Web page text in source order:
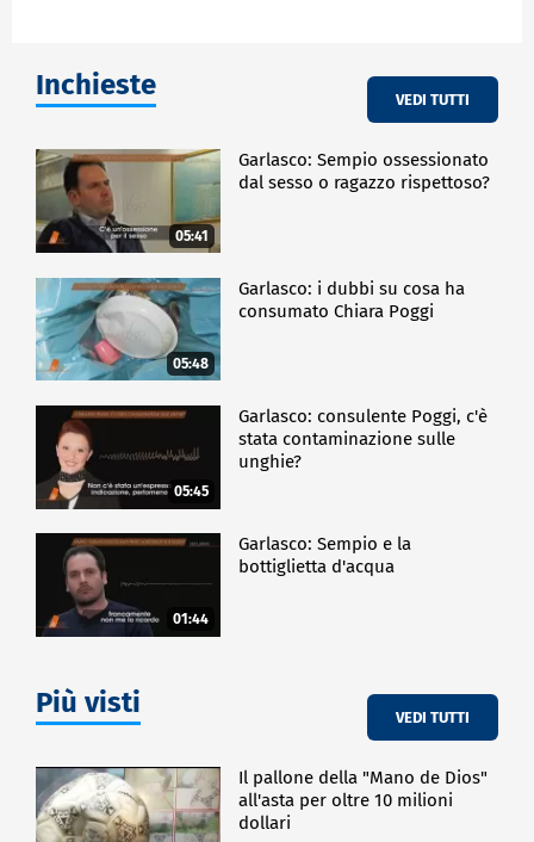
Inchieste VEDI TUTTI
05:41
Garlasco: Sempio ossessionato
dal sesso o ragazzo rispettoso?
05:48
Garlasco: i dubbi su cosa ha
consumato Chiara Poggi
05:45
Garlasco: consulente Poggi, c'è
stata contaminazione sulle
unghie?
01:44
Garlasco: Sempio e la
bottiglietta d'acqua
Più visti VEDI TUTTI
Il pallone della "Mano de Dios"
all'asta per oltre 10 milioni
dollari